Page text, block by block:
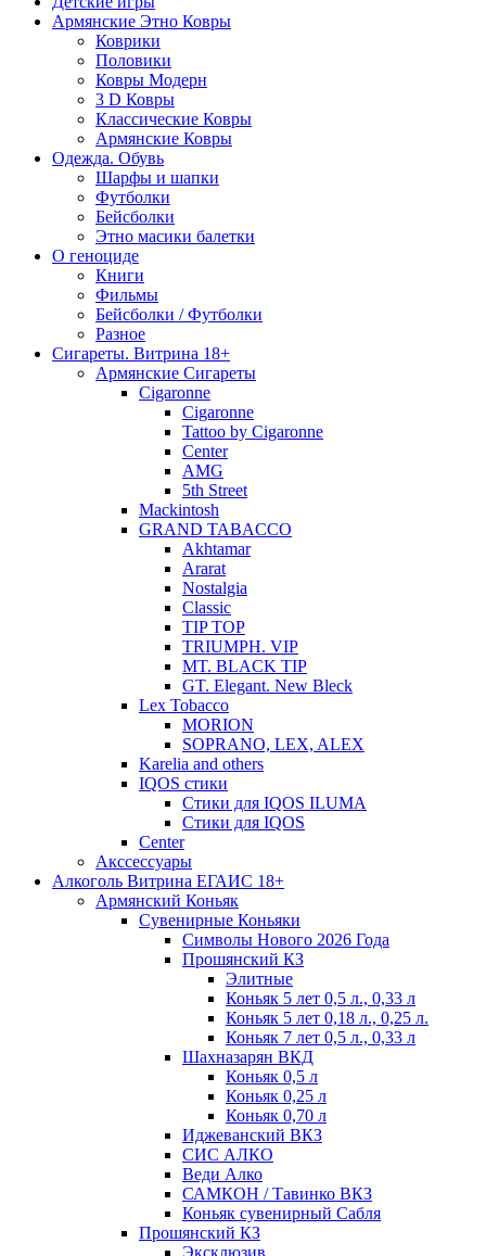
Армянские Этно Ковры
Коврики
Половики
Ковры Модерн
3 D Ковры
Классические Ковры
Армянские Ковры
Одежда. Обувь
Шарфы и шапки
Футболки
Бейсболки
Этно масики балетки
О геноциде
Книги
Фильмы
Бейсболки / Футболки
Разное
Сигареты. Витрина 18+
Армянские Сигареты
Cigaronne
Cigaronne
Tattoo by Cigaronne
Center
AMG
5th Street
Mackintosh
GRAND TABACCO
Akhtamar
Ararat
Nostalgia
Classic
TIP TOP
TRIUMPH. VIP
MT. BLACK TIP
GT. Elegant. New Bleck
Lex Tobacco
MORION
SOPRANO, LEX, ALEX
Karelia and others
IQOS стики
Стики для IQOS ILUMA
Стики для IQOS
Сenter
Акссессуары
Алкоголь Витрина ЕГАИС 18+
Армянский Коньяк
Сувенирные Коньяки
Символы Нового 2026 Года
Прошянский КЗ
Элитные
Коньяк 5 лет 0,5 л., 0,33 л
Коньяк 5 лет 0,18 л., 0,25 л.
Коньяк 7 лет 0,5 л., 0,33 л
Шахназарян ВКД
Коньяк 0,5 л
Коньяк 0,25 л
Коньяк 0,70 л
Иджеванский ВКЗ
СИС АЛКО
Веди Алко
САМКОН / Тавинко ВКЗ
Коньяк сувенирный Сабля
Прошянский КЗ
Эксклюзив